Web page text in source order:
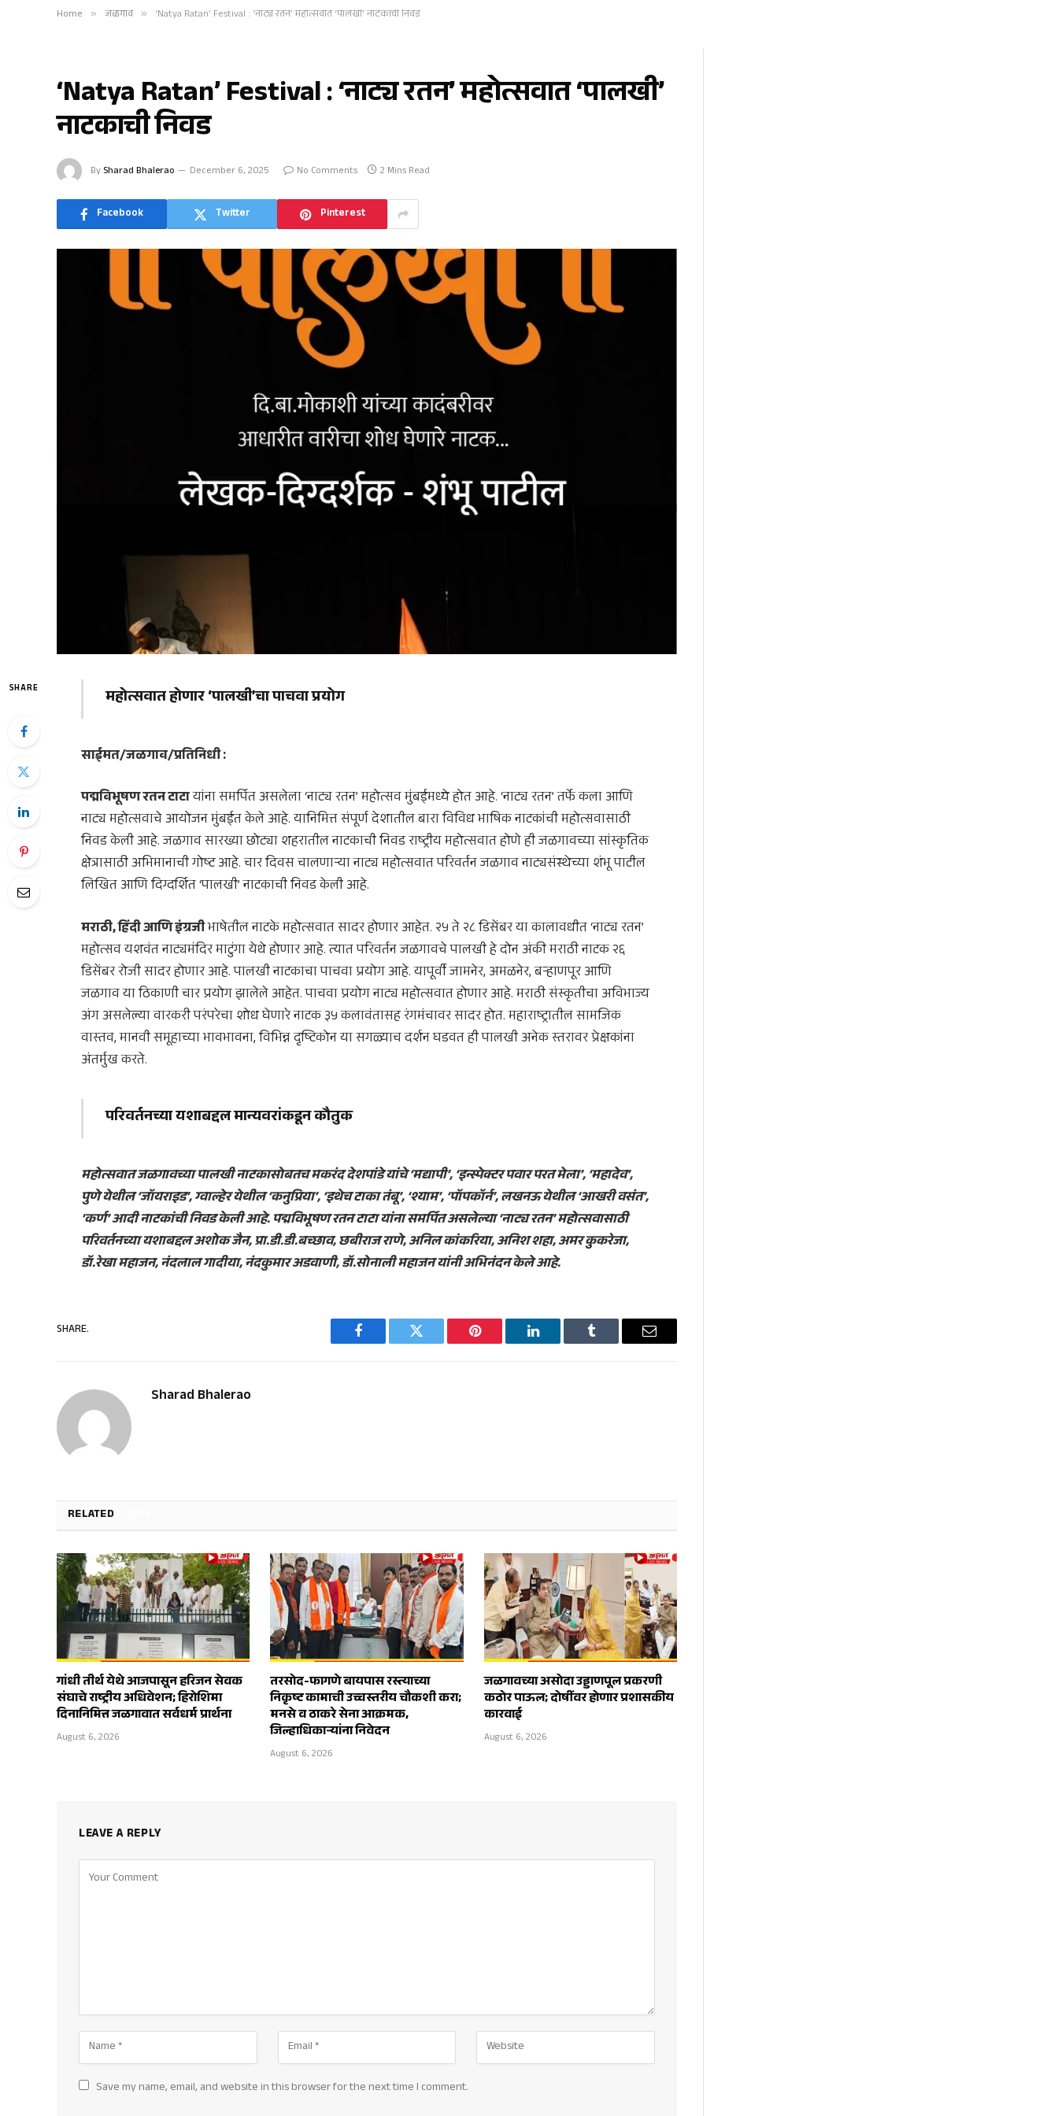
Home » जळगाव » ‘Natya Ratan’ Festival : ‘नाट्य रतन’ महोत्सवात ‘पालखी’ नाटकाची निवड
‘Natya Ratan’ Festival : ‘नाट्य रतन’ महोत्सवात ‘पालखी’
नाटकाची निवड
By Sharad Bhalerao December 6, 2025 No Comments 2 Mins Read
Facebook Twitter Pinterest
SHARE महोत्सवात होणार ‘पालखी’चा पाचवा प्रयोग
साईमत/जळगाव/प्रतिनिधी :
पद्मविभूषण रतन टाटायांना समर्पित असलेला ‘नाट्य रतन’ महोत्सव मुंबईमध्ये होत आहे. ‘नाट्य रतन’ तर्फे कला आणि
नाट्य महोत्सवाचे आयोजन मुंबईत केले आहे. यानिमित्त संपूर्ण देशातील बारा विविध भाषिक नाटकांची महोत्सवासाठी
निवड केली आहे. जळगाव सारख्या छोट्या शहरातील नाटकाची निवड राष्ट्रीय महोत्सवात होणे ही जळगावच्या सांस्कृतिक
क्षेत्रासाठी अभिमानाची गोष्ट आहे. चार दिवस चालणाऱ्या नाट्य महोत्सवात परिवर्तन जळगाव नाट्यसंस्थेच्या शंभू पाटील
लिखित आणि दिग्दर्शित ‘पालखी’ नाटकाची निवड केली आहे.
मराठी, हिंदी आणि इंग्रजीभाषेतील नाटके महोत्सवात सादर होणार आहेत. २५ ते २८ डिसेंबर या कालावधीत ‘नाट्य रतन’
महोत्सव यशवंत नाट्यमंदिर माटुंगा येथे होणार आहे. त्यात परिवर्तन जळगावचे पालखी हे दोन अंकी मराठी नाटक २६
डिसेंबर रोजी सादर होणार आहे. पालखी नाटकाचा पाचवा प्रयोग आहे. यापूर्वी जामनेर, अमळनेर, बऱ्हाणपूर आणि
जळगाव या ठिकाणी चार प्रयोग झालेले आहेत. पाचवा प्रयोग नाट्य महोत्सवात होणार आहे. मराठी संस्कृतीचा अविभाज्य
अंग असलेल्या वारकरी परंपरेचा शोध घेणारे नाटक ३५ कलावंतासह रंगमंचावर सादर होत. महाराष्ट्रातील सामजिक
वास्तव, मानवी समूहाच्या भावभावना, विभिन्न दृष्टिकोन या सगळ्याच दर्शन घडवत ही पालखी अनेक स्तरावर प्रेक्षकांना
अंतर्मुख करते.
परिवर्तनच्या यशाबद्दल मान्यवरांकडून कौतुक
महोत्सवात जळगावच्या पालखी नाटकासोबतच मकरंद देशपांडे यांचे ‘मद्यापी’, ‘इन्स्पेक्टर पवार परत मेला’, ‘महादेव’,
पुणे येथील ‘जॉयराइड’, ग्वाल्हेर येथील ‘कनुप्रिया’, ‘इथेच टाका तंबू’, ‘श्याम’, ‘पॉपकॉर्न’, लखनऊ येथील ‘आखरी वसंत’,
‘कर्ण’ आदी नाटकांची निवड केली आहे. पद्मविभूषण रतन टाटा यांना समर्पित असलेल्या ‘नाट्य रतन’ महोत्सवासाठी
परिवर्तनच्या यशाबद्दल अशोक जैन, प्रा.डी.डी.बच्छाव, छबीराज राणे, अनिल कांकरिया, अनिश शहा, अमर कुकरेजा,
डॉ.रेखा महाजन, नंदलाल गादीया, नंदकुमार अडवाणी, डॉ.सोनाली महाजन यांनी अभिनंदन केले आहे.
SHARE.
Facebook Twitter Pinterest LinkedIn Tumblr Email
Sharad Bhalerao
RELATED
गांधी तीर्थ येथे आजपासून हरिजन सेवक
संघाचे राष्ट्रीय अधिवेशन; हिरोशिमा
दिनानिमित्त जळगावात सर्वधर्म प्रार्थना
August 6, 2026
तरसोद-फागणे बायपास रस्त्याच्या
निकृष्ट कामाची उच्चस्तरीय चौकशी करा;
मनसे व ठाकरे सेना आक्रमक,
जिल्हाधिकाऱ्यांना निवेदन
August 6, 2026
जळगावच्या असोदा उड्डाणपूल प्रकरणी
कठोर पाऊल; दोषींवर होणार प्रशासकीय
कारवाई
August 6, 2026
LEAVE A REPLY
Save my name, email, and website in this browser for the next time I comment.